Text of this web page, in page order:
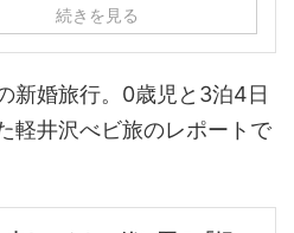
続きを見る
新婚旅行。0歳児と3泊4日
軽井沢べビ旅のレポートで